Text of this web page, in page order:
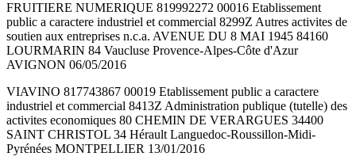
FRUITIERE NUMERIQUE 819992272 00016 Etablissement
public a caractere industriel et commercial 8299Z Autres activites de
soutien aux entreprises n.c.a. AVENUE DU 8 MAI 1945 84160
LOURMARIN 84 Vaucluse Provence-Alpes-Côte d'Azur
AVIGNON 06/05/2016
VIAVINO 817743867 00019 Etablissement public a caractere
industriel et commercial 8413Z Administration publique (tutelle) des
activites economiques 80 CHEMIN DE VERARGUES 34400
SAINT CHRISTOL 34 Hérault Languedoc-Roussillon-Midi-
Pyrénées MONTPELLIER 13/01/2016